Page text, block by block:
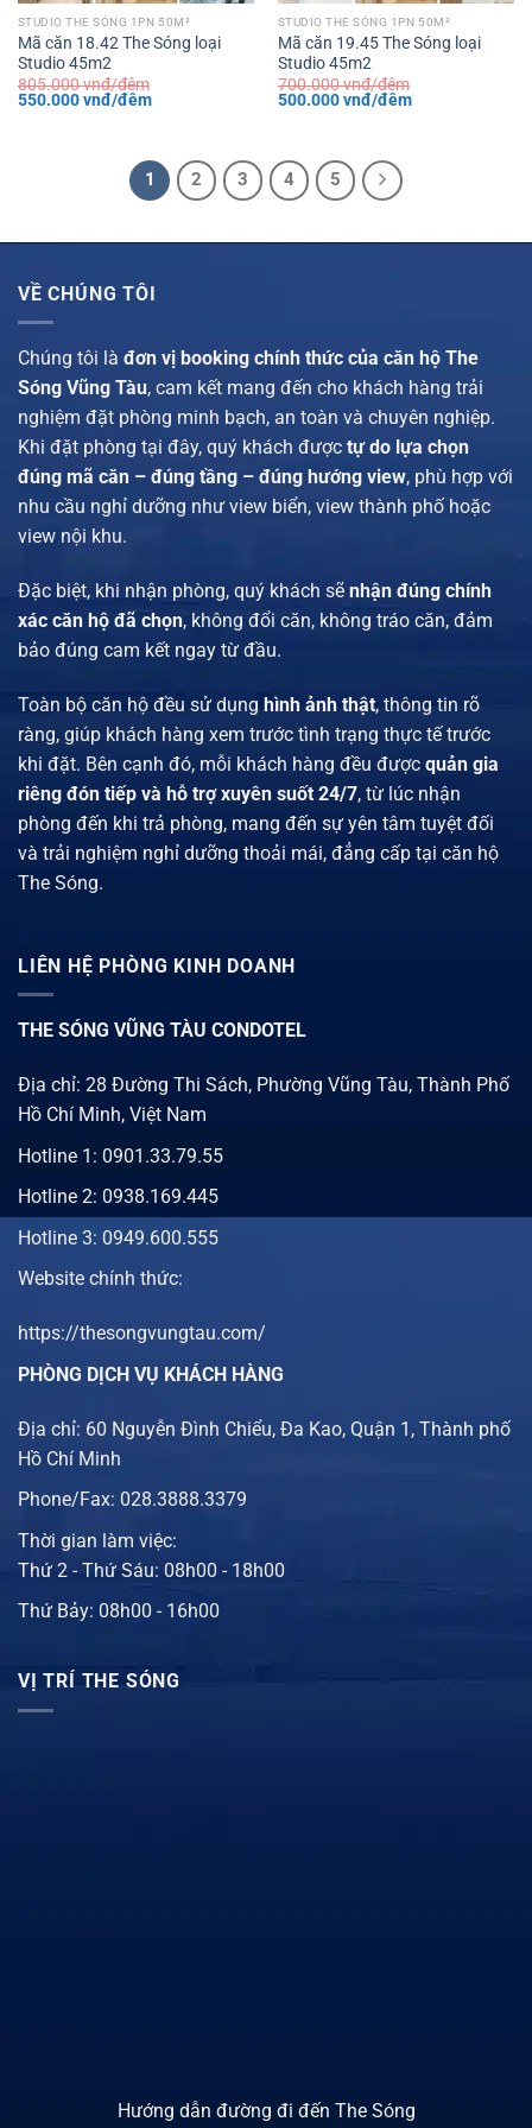
STUDIO THE SÓNG 1PN 50M²
Mã căn 18.42 The Sóng loại
Studio 45m2
805.000vnđ/đêm
Giá
550.000vnđ/đêmGiá
550.000 vnđ/
đêm.
STUDIO THE SÓNG 1PN 50M²
Mã căn 19.45 The Sóng loại
Studio 45m2
700.000vnđ/đêm
Giá
đêm.
500.000vnđ/đêmGiá
1 2 3 4 5
VỀ CHÚNG TÔI
Chúng tôi là đơn vị booking chính thức của căn hộ The
Sóng Vũng Tàu, cam kết mang đến cho khách hàng trải
nghiệm đặt phòng minh bạch, an toàn và chuyên nghiệp.
Khi đặt phòng tại đây, quý khách được tự do lựa chọn
đúng mã căn – đúng tầng – đúng hướng view, phù hợp với
nhu cầu nghỉ dưỡng như view biển, view thành phố hoặc
view nội khu.
Đặc biệt, khi nhận phòng, quý khách sẽ nhận đúng chính
xác căn hộ đã chọn, không đổi căn, không tráo căn, đảm
bảo đúng cam kết ngay từ đầu.
Toàn bộ căn hộ đều sử dụng hình ảnh thật, thông tin rõ
ràng, giúp khách hàng xem trước tình trạng thực tế trước
khi đặt. Bên cạnh đó, mỗi khách hàng đều được quản gia
riêng đón tiếp và hỗ trợ xuyên suốt 24/7, từ lúc nhận
phòng đến khi trả phòng, mang đến sự yên tâm tuyệt đối
và trải nghiệm nghỉ dưỡng thoải mái, đẳng cấp tại căn hộ
The Sóng.
LIÊN HỆ PHÒNG KINH DOANH
THE SÓNG VŨNG TÀU CONDOTEL
Địa chỉ: 28 Đường Thi Sách, Phường Vũng Tàu, Thành Phố
Hồ Chí Minh, Việt Nam
Hotline 1: 0901.33.79.55
Hotline 2: 0938.169.445
Hotline 3: 0949.600.555
Website chính thức:
https://thesongvungtau.com/
PHÒNG DỊCH VỤ KHÁCH HÀNG
Địa chỉ: 60 Nguyễn Đình Chiểu, Đa Kao, Quận 1, Thành phố
Hồ Chí Minh
Phone/Fax: 028.3888.3379
Thời gian làm việc:
Thứ 2 - Thứ Sáu: 08h00 - 18h00
Thứ Bảy: 08h00 - 16h00
VỊ TRÍ THE SÓNG
Hướng dẫn đường đi đến The Sóng